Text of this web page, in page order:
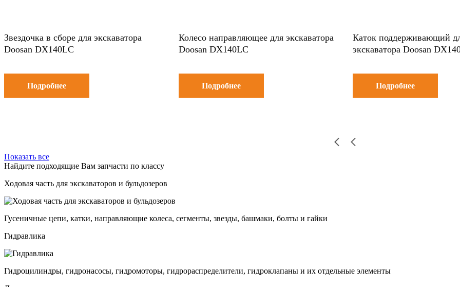
Звездочка в сборе для экскаватора
Doosan DX140LC
Подробнее
Колесо направляющее для экскаватора
Doosan DX140LC
Подробнее
Каток поддерживающий
экскаватора Doosan
Подробнее
Показать все
Найдите подходящие Вам запчасти по классу
Ходовая часть для экскаваторов и бульдозеров
Гусеничные цепи, катки, направляющие колеса, сегменты, звезды, башмаки, болты и гайки
Гидравлика
Гидроцилиндры, гидронасосы, гидромоторы, гидрораспределители, гидроклапаны и их отдельные элементы